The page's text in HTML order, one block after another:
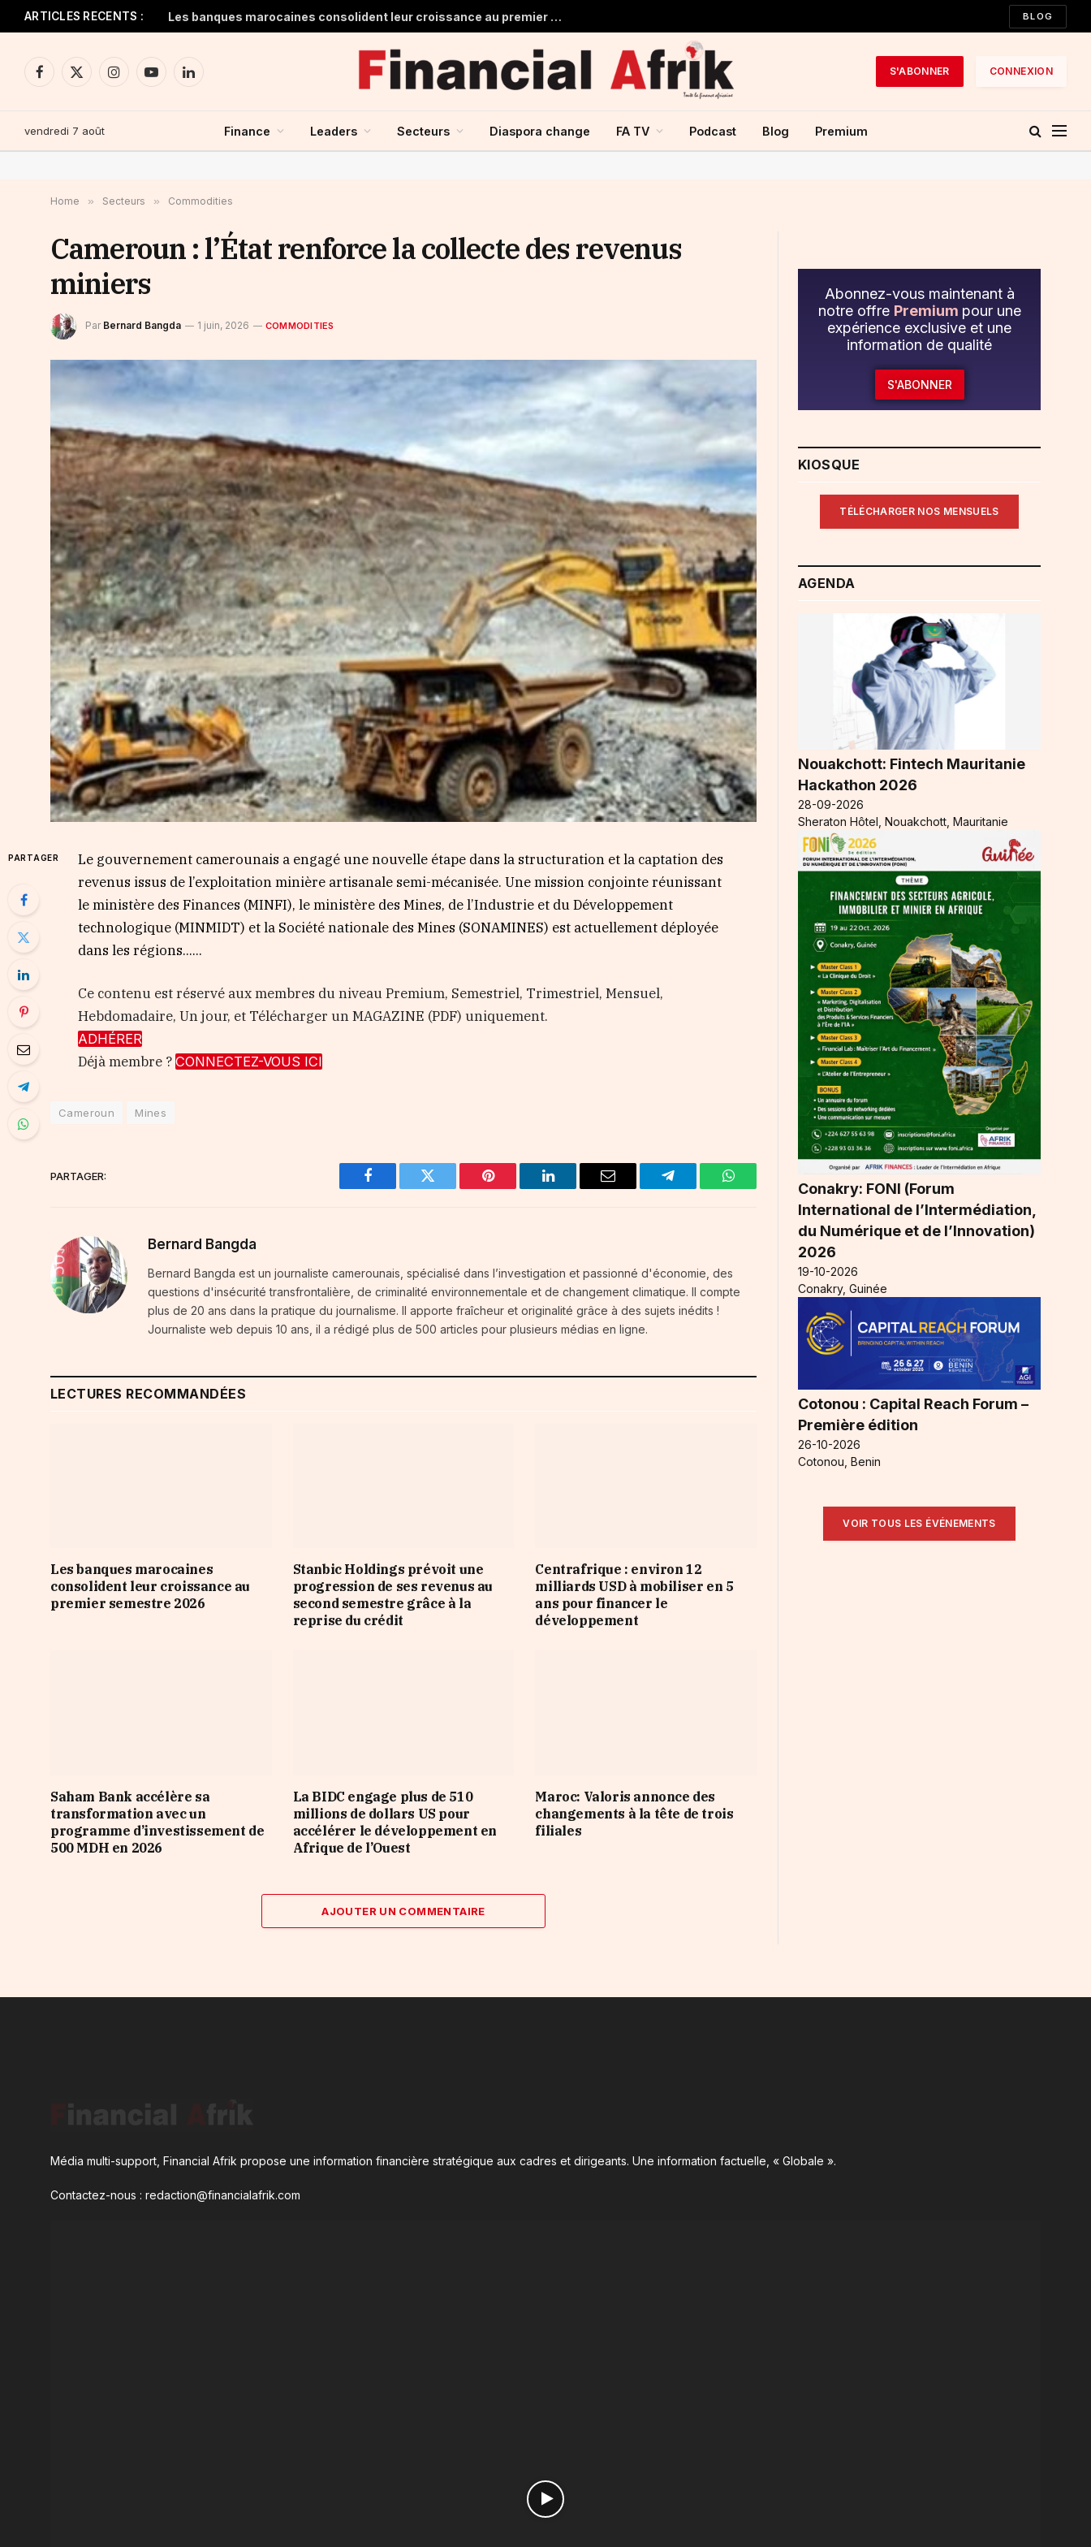
ARTICLES RECENTS : Les banques marocaines consolident leur croissance au premier semestre 2026 BLOG
Facebook
X
InstagramYouTubeLinkedIn
S'ABONNER CONNEXION
vendredi 7 août Finance Leaders Secteurs Diaspora change FA TV Podcast Blog Premium
Home » Secteurs » Commodities
Cameroun : l’État renforce la collecte des revenus
miniers
Par Bernard Bangda 1 juin, 2026 COMMODITIES
PARTAGER
Le gouvernement camerounais a engagé une nouvelle étape dans la structuration et la captation des
revenus issus de l’exploitation minière artisanale semi-mécanisée. Une mission conjointe réunissant
le ministère des Finances (MINFI), le ministère des Mines, de l’Industrie et du Développement
technologique (MINMIDT) et la Société nationale des Mines (SONAMINES) est actuellement déployée
dans les régions…...
Ce contenu est réservé aux membres du niveau Premium, Semestriel, Trimestriel, Mensuel,
Hebdomadaire, Un jour, et Télécharger un MAGAZINE (PDF) uniquement.
ADHÉRER
Déjà membre ?CONNECTEZ-VOUS ICI
Cameroun Mines
PARTAGER:
Facebook Twitter Pinterest LinkedIn Email Telegram WhatsApp
Bernard Bangda
Bernard Bangda est un journaliste camerounais, spécialisé dans l’investigation et passionné d'économie, des
questions d'insécurité transfrontalière, de criminalité environnementale et de changement climatique. Il compte
plus de 20 ans dans la pratique du journalisme. Il apporte fraîcheur et originalité grâce à des sujets inédits !
Journaliste web depuis 10 ans, il a rédigé plus de 500 articles pour plusieurs médias en ligne.
LECTURES RECOMMANDÉES
Les banques marocaines
consolident leur croissance au
premier semestre 2026
Stanbic Holdings prévoit une
progression de ses revenus au
second semestre grâce à la
reprise du crédit
Centrafrique : environ 12
milliards USD à mobiliser en 5
ans pour financer le
développement
Saham Bank accélère sa
transformation avec un
programme d’investissement de
500 MDH en 2026
La BIDC engage plus de 510
millions de dollars US pour
accélérer le développement en
Afrique de l’Ouest
Maroc: Valoris annonce des
changements à la tête de trois
filiales
AJOUTER UN COMMENTAIRE
Abonnez-vous maintenant à
notre offre Premium pour une
expérience exclusive et une
information de qualité
S'ABONNER
KIOSQUE
TÉLÉCHARGER NOS MENSUELS
AGENDA
Nouakchott: Fintech Mauritanie
Hackathon 2026
28-09-2026
Sheraton Hôtel, Nouakchott, Mauritanie
Conakry: FONI (Forum
International de l’Intermédiation,
du Numérique et de l’Innovation)
2026
19-10-2026
Conakry, Guinée
Cotonou : Capital Reach Forum –
Première édition
26-10-2026
Cotonou, Benin
VOIR TOUS LES ÉVÉNEMENTS
Média multi-support, Financial Afrik propose une information financière stratégique aux cadres et dirigeants. Une information factuelle, « Globale ».
Contactez-nous : redaction@financialafrik.com